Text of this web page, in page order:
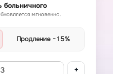
больничного
мгновенно.
Продление −15%
+